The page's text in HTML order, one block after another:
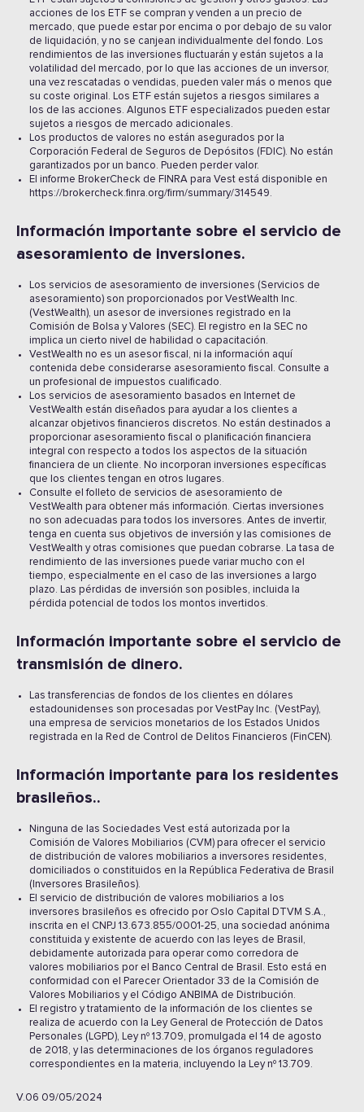
acciones de los ETF se compran y venden a un precio de
mercado, que puede estar por encima o por debajo de su valor
de liquidación, y no se canjean individualmente del fondo. Los
rendimientos de las inversiones fluctuarán y están sujetos a la
volatilidad del mercado, por lo que las acciones de un inversor,
una vez rescatadas o vendidas, pueden valer más o menos que
su coste original. Los ETF están sujetos a riesgos similares a
los de las acciones. Algunos ETF especializados pueden estar
sujetos a riesgos de mercado adicionales.
Los productos de valores no están asegurados por la
Corporación Federal de Seguros de Depósitos (FDIC). No están
garantizados por un banco. Pueden perder valor.
El informe BrokerCheck de FINRA para Vest está disponible en
https://brokercheck.finra.org/firm/summary/314549.
Información importante sobre el servicio de
asesoramiento de inversiones.
Los servicios de asesoramiento de inversiones (Servicios de
asesoramiento) son proporcionados por VestWealth Inc.
(VestWealth), un asesor de inversiones registrado en la
Comisión de Bolsa y Valores (SEC). El registro en la SEC no
implica un cierto nivel de habilidad o capacitación.
VestWealth no es un asesor fiscal, ni la información aquí
contenida debe considerarse asesoramiento fiscal. Consulte a
un profesional de impuestos cualificado.
Los servicios de asesoramiento basados en Internet de
VestWealth están diseñados para ayudar a los clientes a
alcanzar objetivos financieros discretos. No están destinados a
proporcionar asesoramiento fiscal o planificación financiera
integral con respecto a todos los aspectos de la situación
financiera de un cliente. No incorporan inversiones específicas
que los clientes tengan en otros lugares.
Consulte el folleto de servicios de asesoramiento de
VestWealth para obtener más información. Ciertas inversiones
no son adecuadas para todos los inversores. Antes de invertir,
tenga en cuenta sus objetivos de inversión y las comisiones de
VestWealth y otras comisiones que puedan cobrarse. La tasa de
rendimiento de las inversiones puede variar mucho con el
tiempo, especialmente en el caso de las inversiones a largo
plazo. Las pérdidas de inversión son posibles, incluida la
pérdida potencial de todos los montos invertidos.
Información importante sobre el servicio de
transmisión de dinero.
Las transferencias de fondos de los clientes en dólares
estadounidenses son procesadas por VestPay Inc. (VestPay),
una empresa de servicios monetarios de los Estados Unidos
registrada en la Red de Control de Delitos Financieros (FinCEN).
Información importante para los residentes
brasileños..
Ninguna de las Sociedades Vest está autorizada por la
Comisión de Valores Mobiliarios (CVM) para ofrecer el servicio
de distribución de valores mobiliarios a inversores residentes,
domiciliados o constituidos en la República Federativa de Brasil
(Inversores Brasileños).
El servicio de distribución de valores mobiliarios a los
inversores brasileños es ofrecido por Oslo Capital DTVM S.A.,
inscrita en el CNPJ 13.673.855/0001-25, una sociedad anónima
constituida y existente de acuerdo con las leyes de Brasil,
debidamente autorizada para operar como corredora de
valores mobiliarios por el Banco Central de Brasil. Esto está en
conformidad con el Parecer Orientador 33 de la Comisión de
Valores Mobiliarios y el Código ANBIMA de Distribución.
El registro y tratamiento de la información de los clientes se
realiza de acuerdo con la Ley General de Protección de Datos
Personales (LGPD), Ley nº 13.709, promulgada el 14 de agosto
de 2018, y las determinaciones de los órganos reguladores
correspondientes en la materia, incluyendo la Ley nº 13.709.
V.06 09/05/2024